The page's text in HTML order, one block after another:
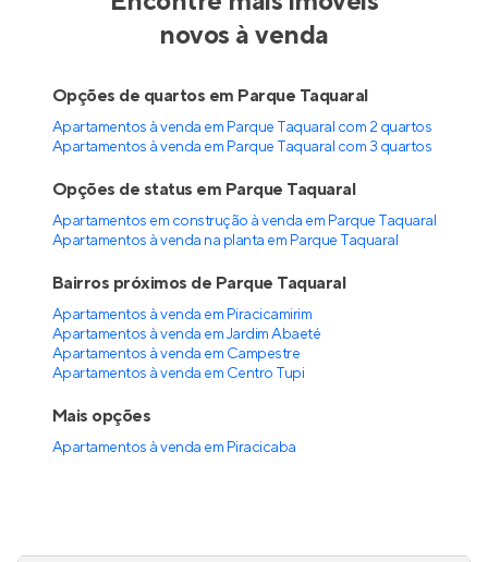
novos à venda
Opções de quartos em Parque Taquaral
Apartamentos à venda em Parque Taquaral com 2 quartos
Apartamentos à venda em Parque Taquaral com 3 quartos
Opções de status em Parque Taquaral
Apartamentos em construção à venda em Parque Taquaral
Apartamentos à venda na planta em Parque Taquaral
Bairros próximos de Parque Taquaral
Apartamentos à venda em Piracicamirim
Apartamentos à venda em Jardim Abaeté
Apartamentos à venda em Campestre
Apartamentos à venda em Centro Tupi
Mais opções
Apartamentos à venda em Piracicaba